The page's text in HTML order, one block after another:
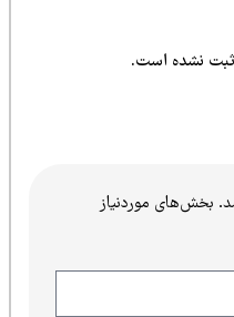
است.
موردنیاز